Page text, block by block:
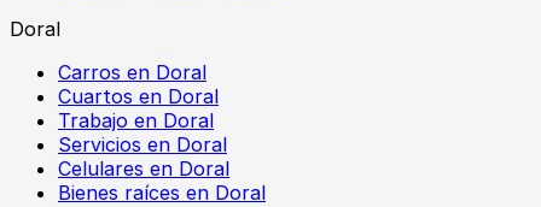
Doral
Carros en Doral
Cuartos en Doral
Trabajo en Doral
Servicios en Doral
Celulares en Doral
Bienes raíces en Doral